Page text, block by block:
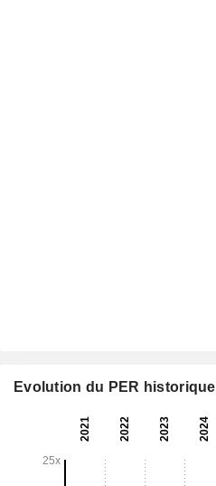
Evolution du PER historique